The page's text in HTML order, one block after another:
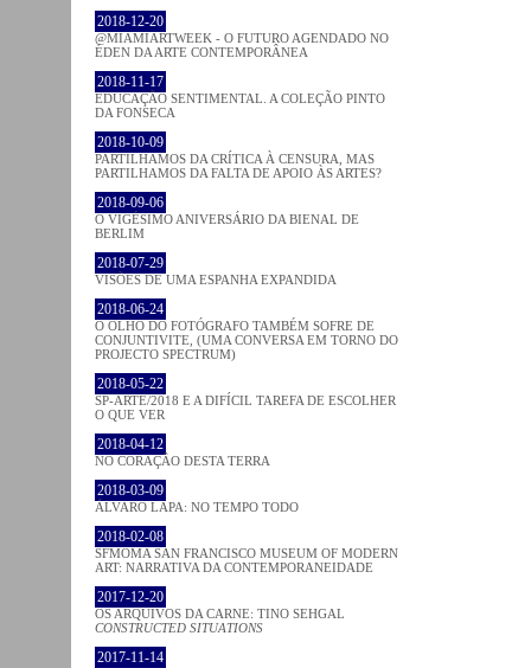
2018-12-20
@MIAMIARTWEEK - O FUTURO AGENDADO NO
ÉDEN DA ARTE CONTEMPORÂNEA
2018-11-17
EDUCAÇÃO SENTIMENTAL. A COLEÇÃO PINTO
DA FONSECA
2018-10-09
PARTILHAMOS DA CRÍTICA À CENSURA, MAS
PARTILHAMOS DA FALTA DE APOIO ÀS ARTES?
2018-09-06
O VIGÉSIMO ANIVERSÁRIO DA BIENAL DE
BERLIM
2018-07-29
VISÕES DE UMA ESPANHA EXPANDIDA
2018-06-24
O OLHO DO FOTÓGRAFO TAMBÉM SOFRE DE
CONJUNTIVITE, (UMA CONVERSA EM TORNO DO
PROJECTO SPECTRUM)
2018-05-22
SP-ARTE/2018 E A DIFÍCIL TAREFA DE ESCOLHER
O QUE VER
2018-04-12
NO CORAÇÂO DESTA TERRA
2018-03-09
ÁLVARO LAPA: NO TEMPO TODO
2018-02-08
SFMOMA SAN FRANCISCO MUSEUM OF MODERN
ART: NARRATIVA DA CONTEMPORANEIDADE
2017-12-20
OS ARQUIVOS DA CARNE: TINO SEHGAL
CONSTRUCTED SITUATIONS
2017-11-14